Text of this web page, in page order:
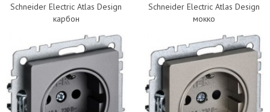
Schneider Electric Atlas Design
карбон
Schneider Electric Atlas Design
мокко